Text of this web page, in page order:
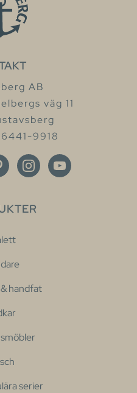
AB
väg 11
9918
handfat
serier